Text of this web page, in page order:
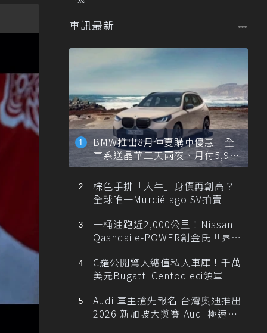
車訊最新
BMW推出8月仲夏購車優惠 全
車系送晶華三天兩夜、月付5,900
元起
棕色手排「大牛」身價再創高？
全球唯一Murciélago SV拍賣
一桶油跑近2,000公里！Nissan
Qashqai e-POWER創金氏世界紀
C羅公開驚人總值私人車庫！千萬
美元Bugatti Centodieci領軍
Audi 車主搶先報名 台灣奧迪推出
2026 新加坡大獎賽 Audi 極速之